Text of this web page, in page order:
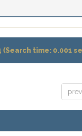
(Search time: 0.001